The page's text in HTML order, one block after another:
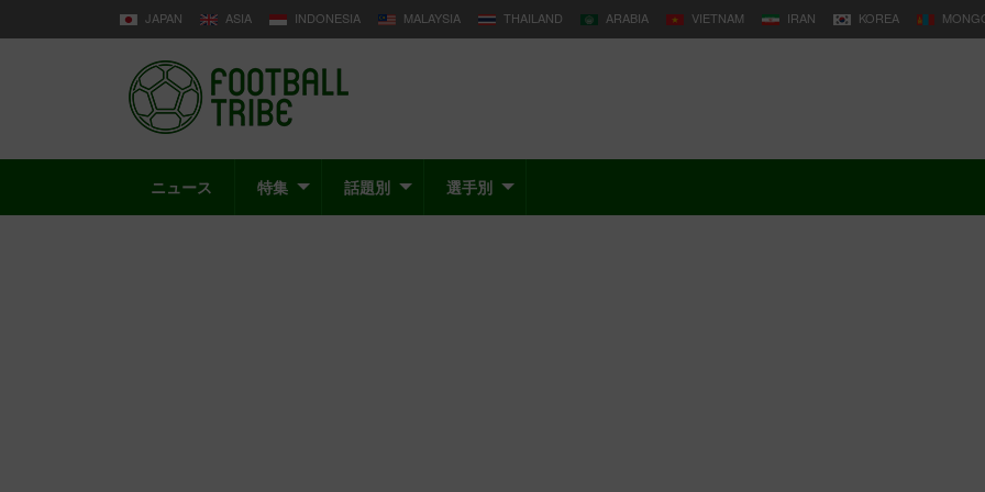
JAPAN ASIA INDONESIA MALAYSIA THAILAND ARABIA VIETNAM IRAN KOREA
ニュース 特集 話題別 選手別